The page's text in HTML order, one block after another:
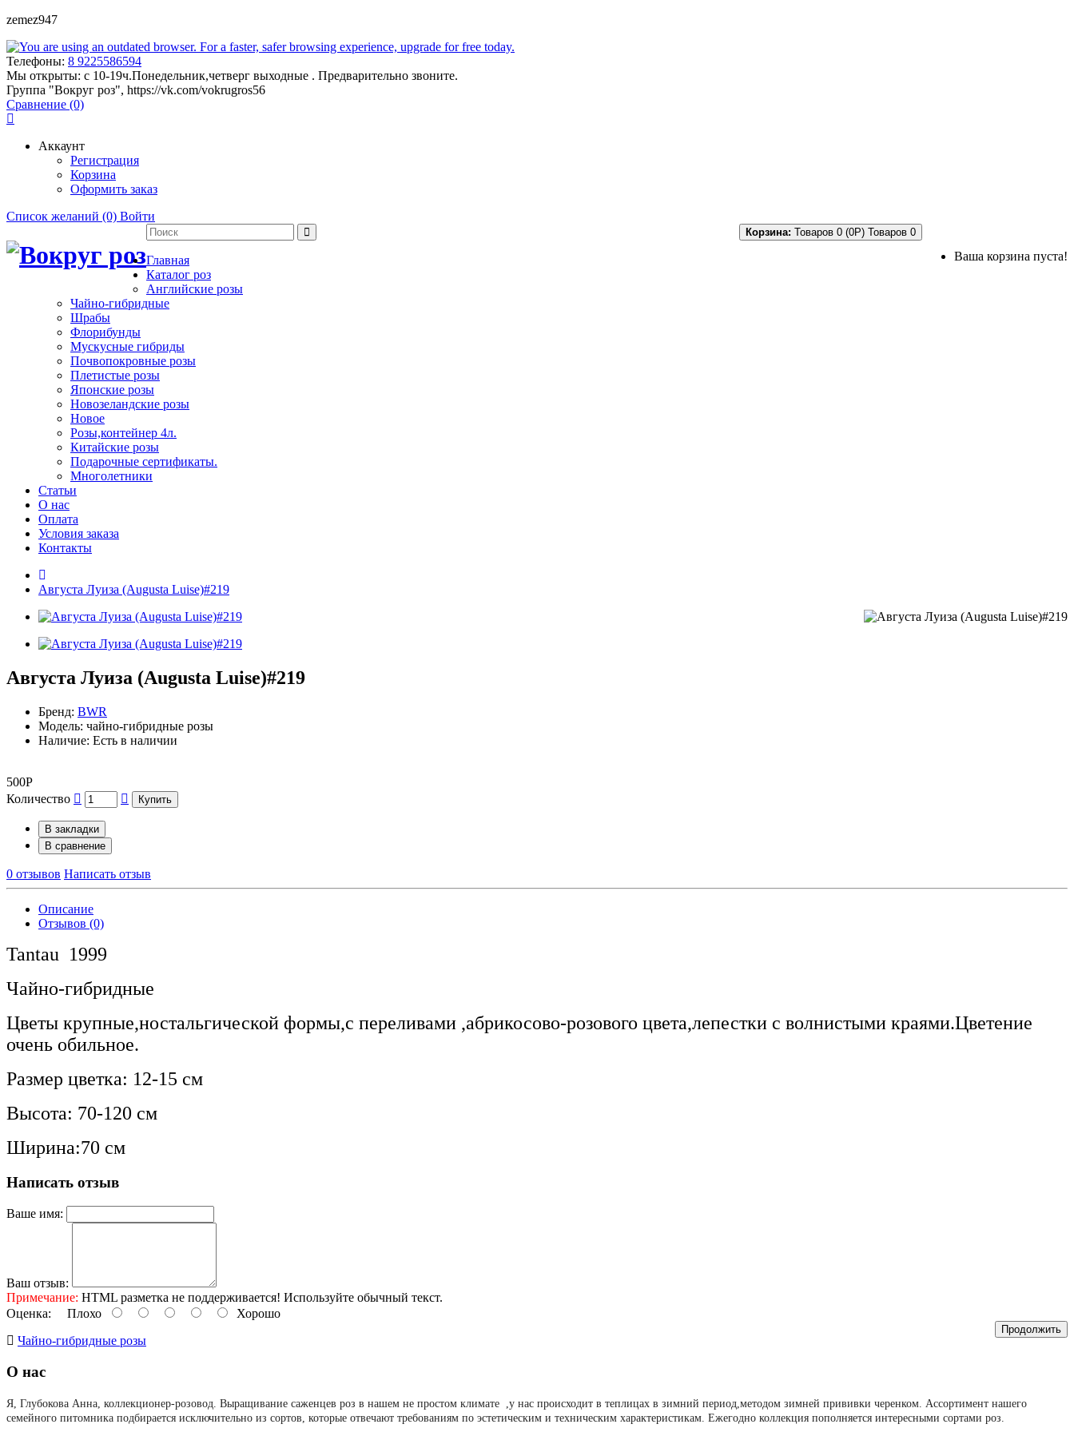
zemez947
Телефоны: 8 9225586594
Мы открыты: с 10-19ч.Понедельник,четверг выходные . Предварительно звоните.
Группа "Вокруг роз", https://vk.com/vokrugros56
Сравнение (0)
Аккаунт
Регистрация
Корзина
Оформить заказ
Список желаний (0) Войти
Корзина: Товаров 0 (0Р) Товаров 0
Ваша корзина пуста!
Главная
Каталог роз
Английские розы
Чайно-гибридные
Шрабы
Флорибунды
Мускусные гибриды
Почвопокровные розы
Плетистые розы
Японские розы
Новозеландские розы
Новое
Розы,контейнер 4л.
Китайские розы
Подарочные сертификаты.
Многолетники
Статьи
О нас
Оплата
Условия заказа
Контакты
Августа Луиза (Augusta Luise)#219
Августа Луиза (Augusta Luise)#219
Бренд: BWR
Модель: чайно-гибридные розы
Наличие: Есть в наличии
500Р
Количество
Купить
В закладки
В сравнение
0 отзывов Написать отзыв
Описание
Отзывов (0)
Tantau 1999
Чайно-гибридные
Цветы крупные,ностальгической формы,с переливами ,абрикосово-розового цвета,лепестки с волнистыми краями.Цветение
очень обильное.
Размер цветка: 12-15 см
Высота: 70-120 см
Ширина:70 см
Написать отзыв
Ваше имя:
Ваш отзыв:
Примечание: HTML разметка не поддерживается! Используйте обычный текст.
Оценка: Плохо Хорошо
Продолжить
Чайно-гибридные розы
О нас
Я, Глубокова Анна, коллекционер-розовод. Выращивание саженцев роз в нашем не простом климате ,у нас происходит в теплицах в зимний период,методом зимней прививки черенком. Ассортимент нашего
семейного питомника подбирается исключительно из сортов, которые отвечают требованиям по эстетическим и техническим характеристикам. Ежегодно коллекция пополняется интересными сортами роз.